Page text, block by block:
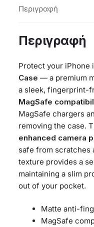
Περιγραφή
Περιγραφή
Protect your iPhone
Case — a premium
a sleek, fingerprint-
MagSafe
MagSafe chargers
removing the case.
enhanced camera
safe from scratches
texture provides a
maintaining a slim
out of your pocket.
Matte anti-
MagSafe